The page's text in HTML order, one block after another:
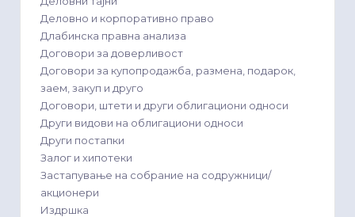
Деловно и корпоративно право
Длабинска правна анализа
Договори за доверливост
Договори за купопродажба, размена, подарок,
заем, закуп и друго
Договори, штети и други облигациони односи
Други видови на облигациони односи
Други постапки
Залог и хипотеки
Застапување на собрание на содружници/
акционери
Издршка